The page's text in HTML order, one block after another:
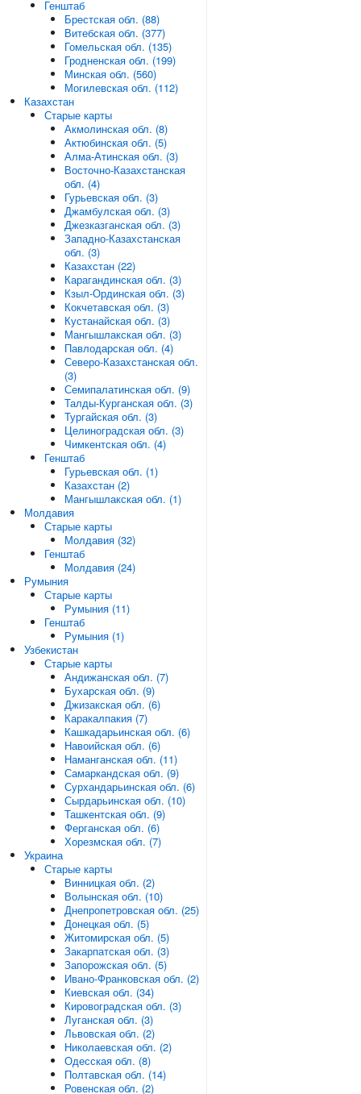
Генштаб
Брестская обл. (88)
Витебская обл. (377)
Гомельская обл. (135)
Гродненская обл. (199)
Минская обл. (560)
Могилевская обл. (112)
Казахстан
Старые карты
Акмолинская обл. (8)
Актюбинская обл. (5)
Алма-Атинская обл. (3)
Восточно-Казахстанская
обл. (4)
Гурьевская обл. (3)
Джамбулская обл. (3)
Джезказганская обл. (3)
Западно-Казахстанская
обл. (3)
Казахстан (22)
Карагандинская обл. (3)
Кзыл-Ординская обл. (3)
Кокчетавская обл. (3)
Кустанайская обл. (3)
Мангышлакская обл. (3)
Павлодарская обл. (4)
Северо-Казахстанская обл.
(3)
Семипалатинская обл. (9)
Талды-Курганская обл. (3)
Тургайская обл. (3)
Целиноградская обл. (3)
Чимкентская обл. (4)
Генштаб
Гурьевская обл. (1)
Казахстан (2)
Мангышлакская обл. (1)
Молдавия
Старые карты
Молдавия (32)
Генштаб
Молдавия (24)
Румыния
Старые карты
Румыния (11)
Генштаб
Румыния (1)
Узбекистан
Старые карты
Андижанская обл. (7)
Бухарская обл. (9)
Джизакская обл. (6)
Каракалпакия (7)
Кашкадарьинская обл. (6)
Навоийская обл. (6)
Наманганская обл. (11)
Самаркандская обл. (9)
Сурхандарьинская обл. (6)
Сырдарьинская обл. (10)
Ташкентская обл. (9)
Ферганская обл. (6)
Хорезмская обл. (7)
Украина
Старые карты
Винницкая обл. (2)
Волынская обл. (10)
Днепропетровская обл. (25)
Донецкая обл. (5)
Житомирская обл. (5)
Закарпатская обл. (3)
Запорожская обл. (5)
Ивано-Франковская обл. (2)
Киевская обл. (34)
Кировоградская обл. (3)
Луганская обл. (3)
Львовская обл. (2)
Николаевская обл. (2)
Одесская обл. (8)
Полтавская обл. (14)
Ровенская обл. (2)